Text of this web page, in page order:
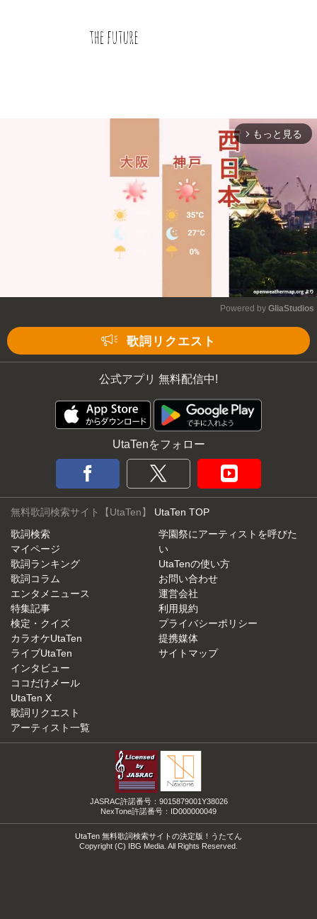
arrow_forward_ios もっと見る
Powered by GliaStudios
歌詞リクエスト
公式アプリ 無料配信中!
UtaTenをフォロー
無料歌詞検索サイト【UtaTen】 UtaTen TOP
歌詞検索
マイページ
歌詞ランキング
歌詞コラム
エンタメニュース
特集記事
検定・クイズ
カラオケUtaTen
ライブUtaTen
インタビュー
ココだけメール
UtaTen X
歌詞リクエスト
アーティスト一覧
学園祭にアーティストを呼びた
い
UtaTenの使い方
お問い合わせ
運営会社
利用規約
プライバシーポリシー
提携媒体
サイトマップ
JASRAC許諾番号：9015879001Y38026
NexTone許諾番号：ID000000049
UtaTen 無料歌詞検索サイトの決定版！うたてん
Copyright (C) IBG Media. All Rights Reserved.